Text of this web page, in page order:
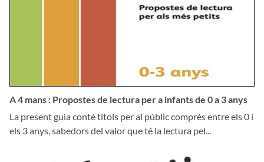
A 4 mans : Propostes de lectura per a infants de 0 a 3 anys
La present guia conté títols per al públic comprès entre els 0 i
els 3 anys, sabedors del valor que té la lectura pel...